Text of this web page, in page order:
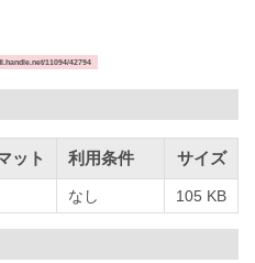
11094/42794
ット 利用条件 サイズ
なし 105 KB